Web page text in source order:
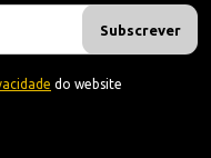
Subscrever
do website